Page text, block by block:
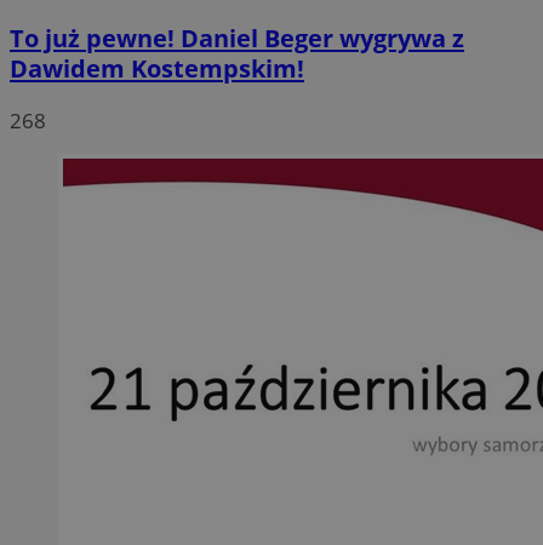
To już pewne! Daniel Beger wygrywa z
Dawidem Kostempskim!
268